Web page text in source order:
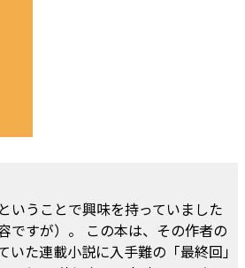
いうことで興味を持っていました
ですが）。 この本は、その作者の
いた連載小説に入手難の「最終回」